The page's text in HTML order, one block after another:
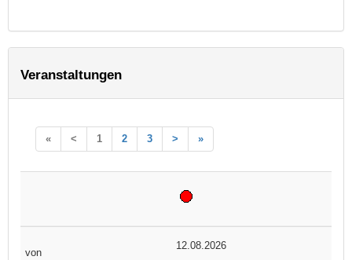
Veranstaltungen
« < 1 2 3 > »
12.08.2026